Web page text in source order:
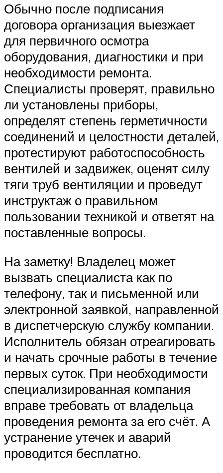
Обычно после подписания
договора организация выезжает
для первичного осмотра
оборудования, диагностики и при
необходимости ремонта.
Специалисты проверят, правильно
ли установлены приборы,
определят степень герметичности
соединений и целостности деталей,
протестируют работоспособность
вентилей и задвижек, оценят силу
тяги труб вентиляции и проведут
инструктаж о правильном
пользовании техникой и ответят на
поставленные вопросы.
На заметку! Владелец может
вызвать специалиста как по
телефону, так и письменной или
электронной заявкой, направленной
в диспетчерскую службу компании.
Исполнитель обязан отреагировать
и начать срочные работы в течение
первых суток. При необходимости
специализированная компания
вправе требовать от владельца
проведения ремонта за его счёт. А
устранение утечек и аварий
проводится бесплатно.